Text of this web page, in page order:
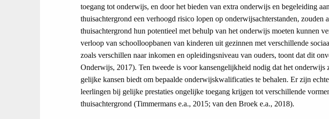
toegang tot onderwijs, en door het bieden van extra onderwijs en begeleiding
thuisachtergrond een verhoogd risico lopen op onderwijsachterstanden, zouden
thuisachtergrond hun potentieel met behulp van het onderwijs moeten kunnen
verloop van schoolloopbanen van kinderen uit gezinnen met verschillende
zoals verschillen naar inkomen en opleidingsniveau van ouders, toont dat dit
Onderwijs, 2017). Ten tweede is voor kansengelijkheid nodig dat het onderwijs
gelijke kansen biedt om bepaalde onderwijskwalificaties te behalen. Er zijn
leerlingen bij gelijke prestaties ongelijke toegang krijgen tot verschillende
thuisachtergrond (Timmermans e.a., 2015; van den Broek e.a., 2018).